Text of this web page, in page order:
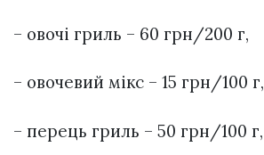
– овочі гриль – 60 грн/200 г,
– овочевий мікс – 15 грн/100 г,
– перець гриль – 50 грн/100 г,